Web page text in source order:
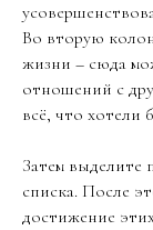
Во вторую
жизни – сюда
отношений с
всё, что хотели
Затем выделите
списка. После
достижение